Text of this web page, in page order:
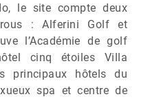
le site compte deux
: Alferini Golf et
l’Académie de golf
cinq étoiles Villa
principaux hôtels du
spa et centre de